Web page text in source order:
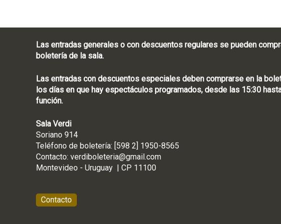
Las entradas generales o con descuentos regulares se pueden
boletería de la sala.
Las entradas con descuentos especiales deben comprarse en la
los días en que hay espectáculos programados, desde las 15:30
función.
Sala Verdi
Soriano 914
Teléfono de boletería: [598
Contacto: verdiboleteria@gmail.com
Montevideo -
Contacto